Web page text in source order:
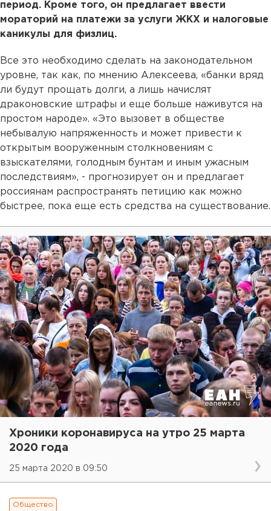
период. Кроме того, он предлагает ввести
мораторий на платежи за услуги ЖКХ и налоговые
каникулы для физлиц.
Все это необходимо сделать на законодательном
уровне, так как, по мнению Алексеева, «банки вряд
ли будут прощать долги, а лишь начислят
драконовские штрафы и еще больше наживутся на
простом народе». «Это вызовет в обществе
небывалую напряженность и может привести к
открытым вооруженным столкновениям с
взыскателями, голодным бунтам и иным ужасным
последствиям», - прогнозирует он и предлагает
россиянам распространять петицию как можно
быстрее, пока еще есть средства на существование.
Хроники коронавируса на утро 25 марта
2020 года
25 марта 2020 в 09:50
Общество